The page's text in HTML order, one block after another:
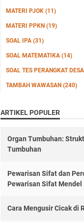
MATERI PJOK (11)
MATERI PPKN (19)
SOAL IPA (31)
SOAL MATEMATIKA (14)
SOAL TES PERANGKAT DESA
TAMBAH WAWASAN (240)
ARTIKEL POPULER
Organ Tumbuhan:
Tumbuhan
Pewarisan Sifat dan
Pewarisan Sifat Mendel
Cara Mengusir Cicak di